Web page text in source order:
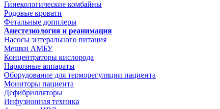
Гинекологические комбайны
Родовые кровати
Фетальные допплеры
Анестезиология и реанимация
Насосы энтерального питания
Мешки АМБУ
Концентраторы кислорода
Наркозные аппараты
Оборудование для терморегуляции пациента
Мониторы пациента
Дефибрилляторы
Инфузионная техника